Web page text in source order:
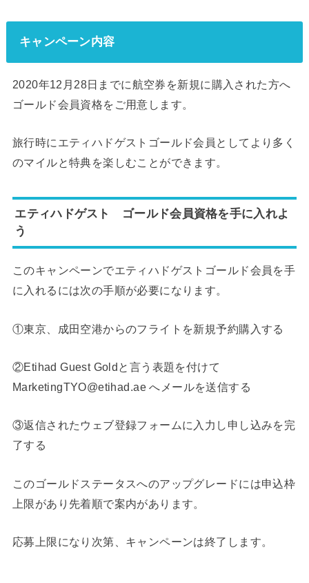
キャンペーン内容
2020年12月28日までに航空券を新規に購入された方へ
ゴールド会員資格をご用意します。
旅行時にエティハドゲストゴールド会員としてより多く
のマイルと特典を楽しむことができます。
エティハドゲスト ゴールド会員資格を手に入れよ
う
このキャンペーンでエティハドゲストゴールド会員を手
に入れるには次の手順が必要になります。
①東京、成田空港からのフライトを新規予約購入する
②Etihad Guest Goldと言う表題を付けて
MarketingTYO@etihad.ae へメールを送信する
③返信されたウェブ登録フォームに入力し申し込みを完
了する
このゴールドステータスへのアップグレードには申込枠
上限があり先着順で案内があります。
応募上限になり次第、キャンペーンは終了します。